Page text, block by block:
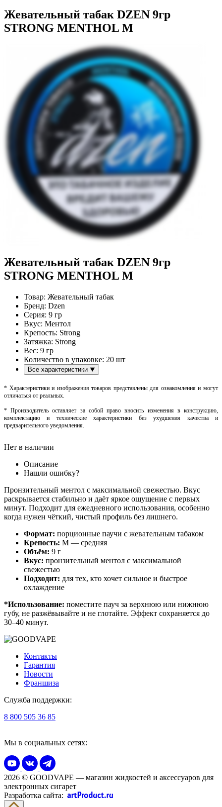
Жевательный табак DZEN 9гр
STRONG MENTHOL М
Жевательный табак DZEN 9гр
STRONG MENTHOL М
Товар: Жевательный табак
Бренд: Dzen
Серия: 9 гр
Вкус: Ментол
Крепость: Strong
Затяжка: Strong
Вес: 9 гр
Количество в упаковке: 20 шт
Все характеристики
* Характеристики и изображения товаров представлены для ознакомления и могут
отличаться от реальных.
* Производитель оставляет за собой право вносить изменения в конструкцию,
комплектацию и технические характеристики без ухудшения качества и
предварительного уведомления.
Нет в наличии
Описание
Нашли ошибку?
Пронзительный ментол с максимальной свежестью. Вкус
раскрывается стабильно и даёт яркое ощущение с первых
минут. Подходит для ежедневного использования, особенно
когда нужен чёткий, чистый профиль без лишнего.
Формат: порционные паучи с жевательным табаком
Крепость: М — средняя
Объём: 9 г
Вкус: пронзительный ментол с максимальной
свежестью
Подходит: для тех, кто хочет сильное и быстрое
охлаждение
*Использование: поместите пауч за верхнюю или нижнюю
губу, не разжёвывайте и не глотайте. Эффект сохраняется до
30–40 минут.
Контакты
Гарантия
Новости
Франшиза
Служба поддержки:
8 800 505 36 85
Мы в социальных сетях:
2026 © GOODVAPE — магазин жидкостей и аксессуаров для
электронных сигарет
Разработка сайта: